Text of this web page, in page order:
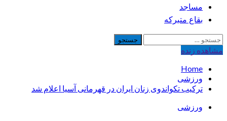
مساجد
بقاع متبرکه
جستجو
برای:
مشاهده‌ زنده
Home
ورزشی
ترکیب تکواندوی زنان ایران در قهرمانی آسیا اعلام شد
ورزشی